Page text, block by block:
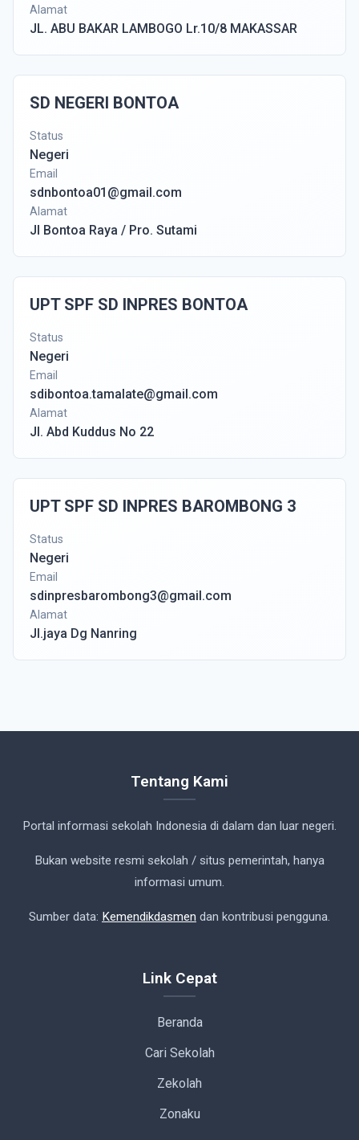
Alamat
JL. ABU BAKAR LAMBOGO Lr.10/8 MAKASSAR
SD NEGERI BONTOA
Status
Negeri
Email
sdnbontoa01@gmail.com
Alamat
Jl Bontoa Raya / Pro. Sutami
UPT SPF SD INPRES BONTOA
Status
Negeri
Email
sdibontoa.tamalate@gmail.com
Alamat
Jl. Abd Kuddus No 22
UPT SPF SD INPRES BAROMBONG 3
Status
Negeri
Email
sdinpresbarombong3@gmail.com
Alamat
Jl.jaya Dg Nanring
Tentang Kami
Portal informasi sekolah Indonesia di dalam dan luar negeri.
Bukan website resmi sekolah / situs pemerintah, hanya
informasi umum.
Sumber data: Kemendikdasmen dan kontribusi pengguna.
Link Cepat
Beranda
Cari Sekolah
Zekolah
Zonaku